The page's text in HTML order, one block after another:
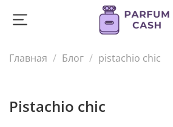
Главная Блог pistachio chic
pistachio chic